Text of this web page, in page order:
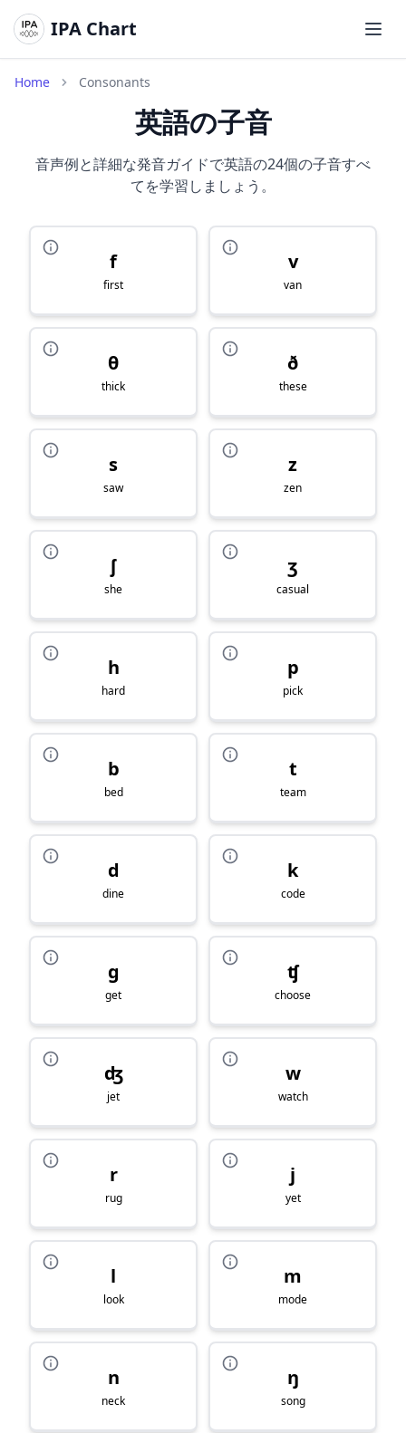
IPA Chart メイ
Home Consonants
英語の子音
音声例と詳細な発音ガイドで英語の24個の子音すべ
てを学習しましょう。
f
first
v
van
θ
thick
ð
these
s
saw
z
zen
ʃ
she
ʒ
casual
h
hard
p
pick
b
bed
t
team
d
dine
k
code
g
get
ʧ
choose
ʤ
jet
w
watch
r
rug
j
yet
l
look
m
mode
n
neck
ŋ
song